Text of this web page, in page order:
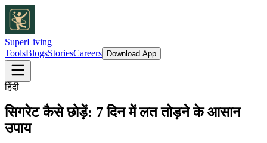
SuperLiving
ToolsBlogsStoriesCareers Download App
हिंदी
सिगरेट कैसे छोड़ें: 7 दिन में लत तोड़ने के आसान
उपाय